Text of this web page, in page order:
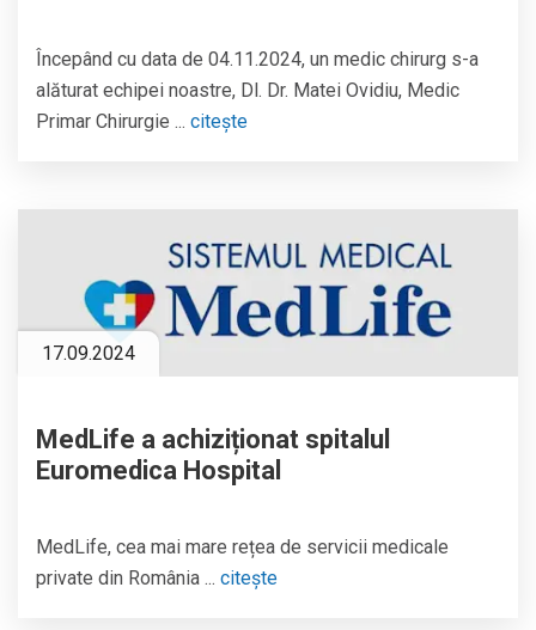
Începând cu data de 04.11.2024, un medic chirurg s-a
alăturat echipei noastre, Dl. Dr. Matei Ovidiu, Medic
Primar Chirurgie ... citește
17.09.2024
MedLife a achiziționat spitalul
Euromedica Hospital
MedLife, cea mai mare rețea de servicii medicale
private din România ... citește